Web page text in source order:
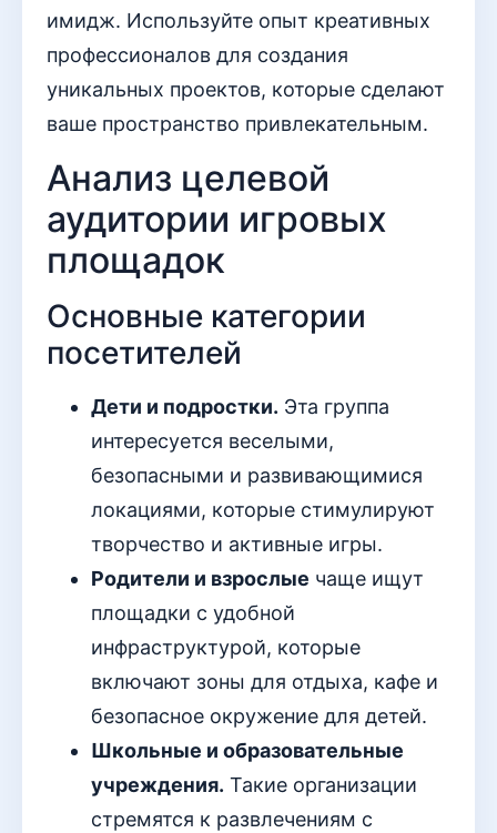
имидж. Используйте опыт креативных
профессионалов для создания
уникальных проектов, которые сделают
ваше пространство привлекательным.
Анализ целевой
аудитории игровых
площадок
Основные категории
посетителей
Дети и подростки. Эта группа
интересуется веселыми,
безопасными и развивающимися
локациями, которые стимулируют
творчество и активные игры.
Родители и взрослые чаще ищут
площадки с удобной
инфраструктурой, которые
включают зоны для отдыха, кафе и
безопасное окружение для детей.
Школьные и образовательные
учреждения. Такие организации
стремятся к развлечениям с